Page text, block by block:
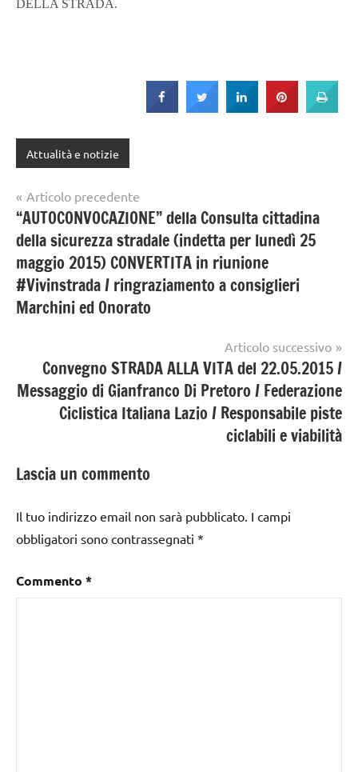
DELLA STRADA.
Attualità e notizie
Navigazione
articoli
Articolo precedente
“AUTOCONVOCAZIONE” della Consulta cittadina
della sicurezza stradale (indetta per lunedì 25
maggio 2015) CONVERTITA in riunione
#Vivinstrada / ringraziamento a consiglieri
Marchini ed Onorato
Articolo successivo
Convegno STRADA ALLA VITA del 22.05.2015 /
Messaggio di Gianfranco Di Pretoro / Federazione
Ciclistica Italiana Lazio / Responsabile piste
ciclabili e viabilità
Lascia un commento
Il tuo indirizzo email non sarà pubblicato. I campi
obbligatori sono contrassegnati *
Commento *